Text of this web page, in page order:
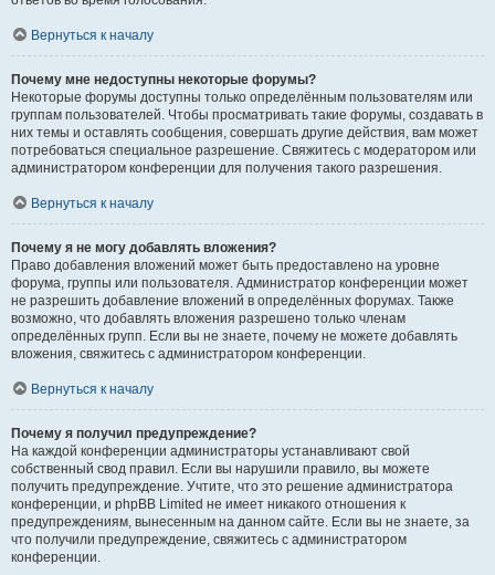
Вернуться к началу
Почему мне недоступны некоторые форумы?
Некоторые форумы доступны только определённым пользователям или
группам пользователей. Чтобы просматривать такие форумы, создавать в
них темы и оставлять сообщения, совершать другие действия, вам может
потребоваться специальное разрешение. Свяжитесь с модератором или
администратором конференции для получения такого разрешения.
Вернуться к началу
Почему я не могу добавлять вложения?
Право добавления вложений может быть предоставлено на уровне
форума, группы или пользователя. Администратор конференции может
не разрешить добавление вложений в определённых форумах. Также
возможно, что добавлять вложения разрешено только членам
определённых групп. Если вы не знаете, почему не можете добавлять
вложения, свяжитесь с администратором конференции.
Вернуться к началу
Почему я получил предупреждение?
На каждой конференции администраторы устанавливают свой
собственный свод правил. Если вы нарушили правило, вы можете
получить предупреждение. Учтите, что это решение администратора
конференции, и phpBB Limited не имеет никакого отношения к
предупреждениям, вынесенным на данном сайте. Если вы не знаете, за
что получили предупреждение, свяжитесь с администратором
конференции.